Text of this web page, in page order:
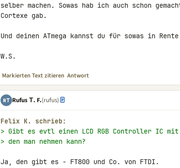
selber machen. Sowas hab ich auch schon
Cortexe gab.
Und deinen ATmega kannst du für sowas in
W.S.
Markierten Text zitieren Antwort
RΤ Rufus Τ. F.(rufus)
Felix K. schrieb:
> Gibt es evtl einen LCD RGB Controller IC
> den man nehmen kann?
Ja, den gibt es - FT800 und Co. von FTDI.